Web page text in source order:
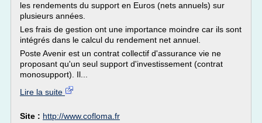
les rendements du support en Euros (nets annuels) sur
plusieurs années.
Les frais de gestion ont une importance moindre car ils sont
intégrés dans le calcul du rendement net annuel.
Poste Avenir est un contrat collectif d'assurance vie ne
proposant qu'un seul support d'investissement (contrat
monosupport). Il...
Lire la suite
Site : http://www.cofloma.fr